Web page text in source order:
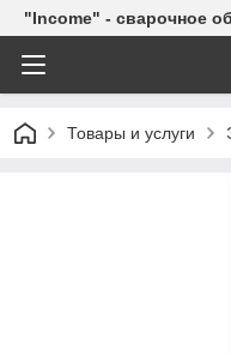
"Income" - сварочное
Товары и услуги